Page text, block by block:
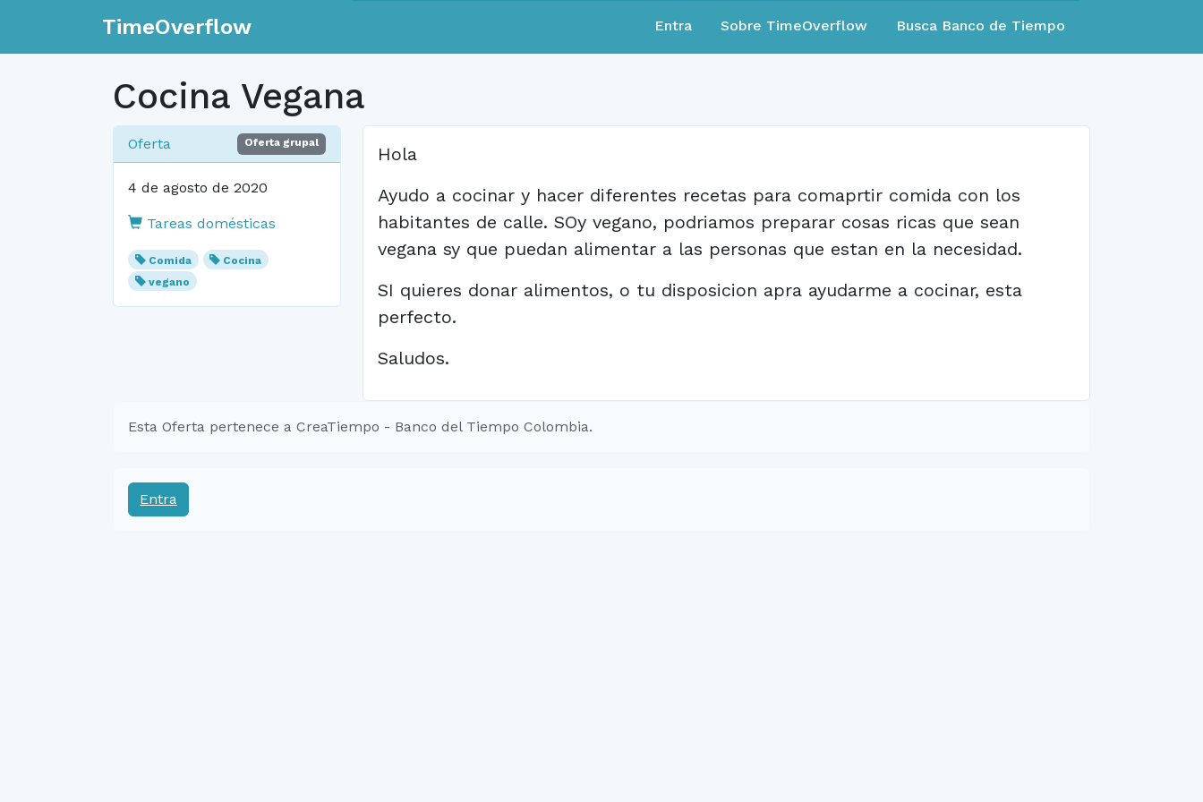
TimeOverflow Entra Sobre TimeOverflow Busca Banco de Tiempo
Cocina Vegana
Oferta Oferta grupal
4 de agosto de 2020
Tareas domésticas
Comida
Cocina
vegano
Hola
Ayudo a cocinar y hacer diferentes recetas para comaprtir comida con los
habitantes de calle. SOy vegano, podriamos preparar cosas ricas que sean
vegana sy que puedan alimentar a las personas que estan en la necesidad.
SI quieres donar alimentos, o tu disposicion apra ayudarme a cocinar, esta
perfecto.
Saludos.
Esta Oferta pertenece a CreaTiempo - Banco del Tiempo Colombia.
Entra